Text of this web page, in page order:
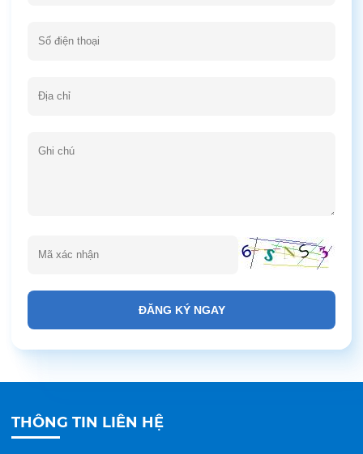
ĐĂNG KÝ NGAY
THÔNG TIN LIÊN HỆ